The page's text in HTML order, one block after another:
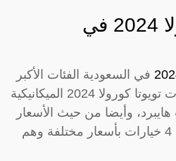
سعر تويوتا كورولا 2024 في
في السعودية الفئات الأكبر
والأعلى من حيث مواصفات تويوتا كورولا 2024 الميكانيكية
وأيضا من حيث الأسعار
وتأتي هذه الفئة الأكبر من 4 خيارات بأسعار مختلفة وهم